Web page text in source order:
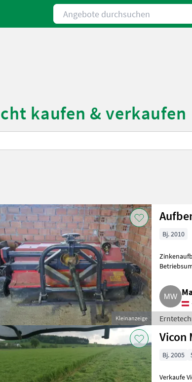
Angebote durchsuchen
kaufen & verkaufen
Kleinanzeige
Bj. 2010
Zinkenaufbereiter
Vicon
Bj. 2005
Verkaufe Vicon